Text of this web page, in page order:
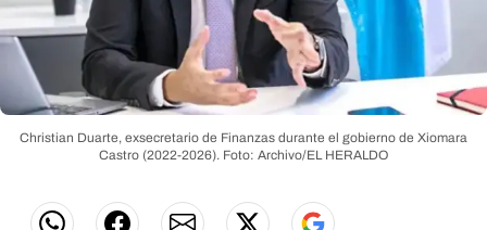
Christian Duarte, exsecretario de Finanzas durante el gobierno de Xiomara
Castro (2022-2026). Foto: Archivo/EL HERALDO